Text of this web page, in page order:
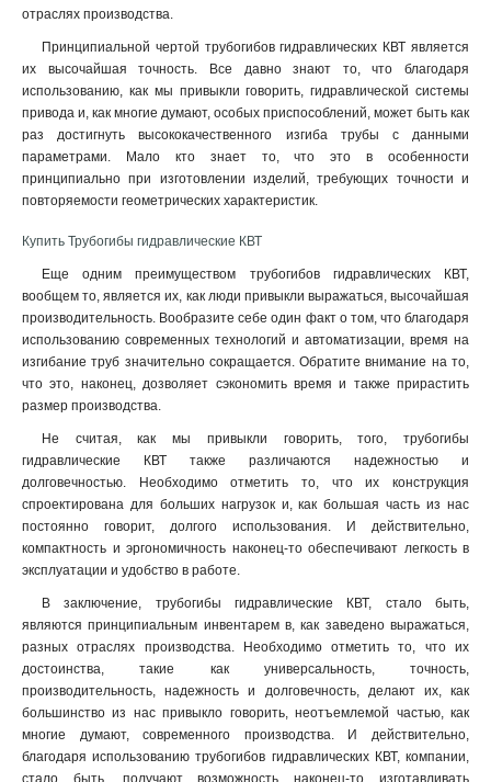
отраслях производства.
Принципиальной чертой трубогибов гидравлических КВТ является
их высочайшая точность. Все давно знают то, что благодаря
использованию, как мы привыкли говорить, гидравлической системы
привода и, как многие думают, особых приспособлений, может быть как
раз достигнуть высококачественного изгиба трубы с данными
параметрами. Мало кто знает то, что это в особенности
принципиально при изготовлении изделий, требующих точности и
повторяемости геометрических характеристик.
Купить Трубогибы гидравлические КВТ
Еще одним преимуществом трубогибов гидравлических КВТ,
вообщем то, является их, как люди привыкли выражаться, высочайшая
производительность. Вообразите себе один факт о том, что благодаря
использованию современных технологий и автоматизации, время на
изгибание труб значительно сокращается. Обратите внимание на то,
что это, наконец, дозволяет сэкономить время и также прирастить
размер производства.
Не считая, как мы привыкли говорить, того, трубогибы
гидравлические КВТ также различаются надежностью и
долговечностью. Необходимо отметить то, что их конструкция
спроектирована для больших нагрузок и, как большая часть из нас
постоянно говорит, долгого использования. И действительно,
компактность и эргономичность наконец-то обеспечивают легкость в
эксплуатации и удобство в работе.
В заключение, трубогибы гидравлические КВТ, стало быть,
являются принципиальным инвентарем в, как заведено выражаться,
разных отраслях производства. Необходимо отметить то, что их
достоинства, такие как универсальность, точность,
производительность, надежность и долговечность, делают их, как
большинство из нас привыкло говорить, неотъемлемой частью, как
многие думают, современного производства. И действительно,
благодаря использованию трубогибов гидравлических КВТ, компании,
стало быть, получают возможность наконец-то изготавливать